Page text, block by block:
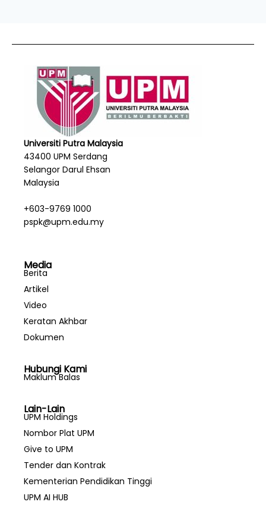
Universiti Putra Malaysia
43400 UPM Serdang
Selangor Darul Ehsan
Malaysia
+603-9769 1000
pspk@upm.edu.my
Media
Berita
Artikel
Video
Keratan Akhbar
Dokumen
Hubungi Kami
Maklum Balas
Lain-Lain
UPM Holdings
Nombor Plat UPM
Give to UPM
Tender dan Kontrak
Kementerian Pendidikan Tinggi
UPM AI HUB